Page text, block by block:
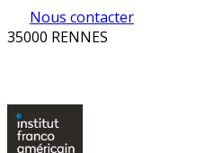
Nous contacter
35000 RENNES